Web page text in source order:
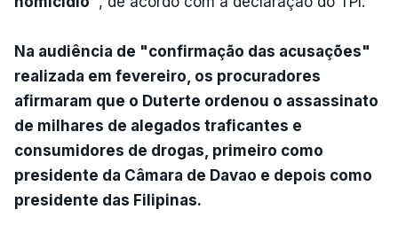
Na audiência de "confirmação das acusações"
realizada em fevereiro, os procuradores
afirmaram que o Duterte ordenou o assassinato
de milhares de alegados traficantes e
consumidores de drogas, primeiro como
presidente da Câmara de Davao e depois como
presidente das Filipinas.